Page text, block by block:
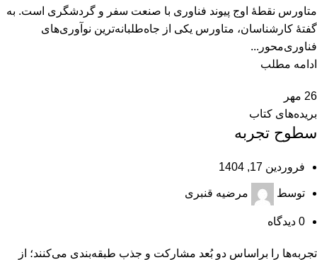
متاورس نقطۀ اوج پيوند فناوری با صنعت سفر و گردشگری است. به
گفتۀ كارشناسان، متاورس يكی از جاه‌طلبانه‌ترين نوآوری‌های
فناوری‌محور...
ادامه مطلب
26 مهر
بریده‌های کتاب
سطوح تجربه
فروردین 17, 1404
توسط مرضیه قنبری
0 دیدگاه
تجربه‌ها را براساس دو بُعد مشاركت و جذب طبقه‌بندی می‌كنند؛ از